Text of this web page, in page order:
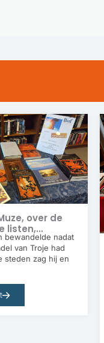
over de
listen,...
bewandelde nadat
van Troje had
steden zag hij en